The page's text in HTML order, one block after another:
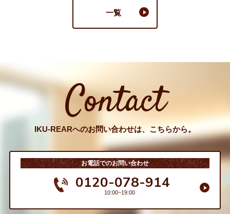
一覧
Contact
IKU-REARへのお問い合わせは、こちらから。
お電話でのお問い合わせ
0120-078-914
10:00~19:00